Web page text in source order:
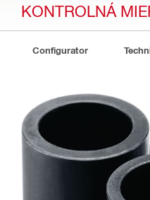
KONTROLNÁ
Configurator